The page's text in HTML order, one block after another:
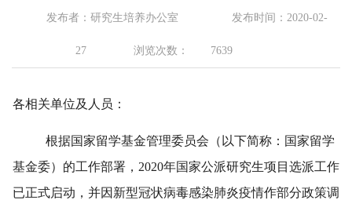
发布者：研究生培养办公室 发布时间：2020-02-
27 浏览次数： 7639
各相关单位及人员：
根据国家留学基金管理委员会（以下简称：国家留学
基金委）的工作部署，2020年国家公派研究生项目选派工作
已正式启动，并因新型冠状病毒感染肺炎疫情作部分政策调